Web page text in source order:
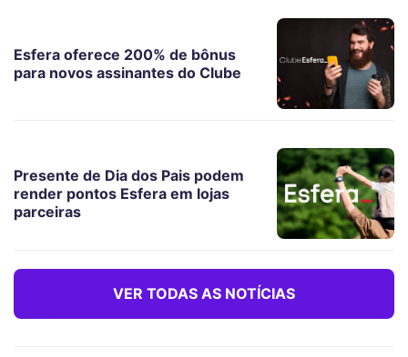
Esfera oferece 200% de bônus
para novos assinantes do Clube
Presente de Dia dos Pais podem
render pontos Esfera em lojas
parceiras
VER TODAS AS NOTÍCIAS